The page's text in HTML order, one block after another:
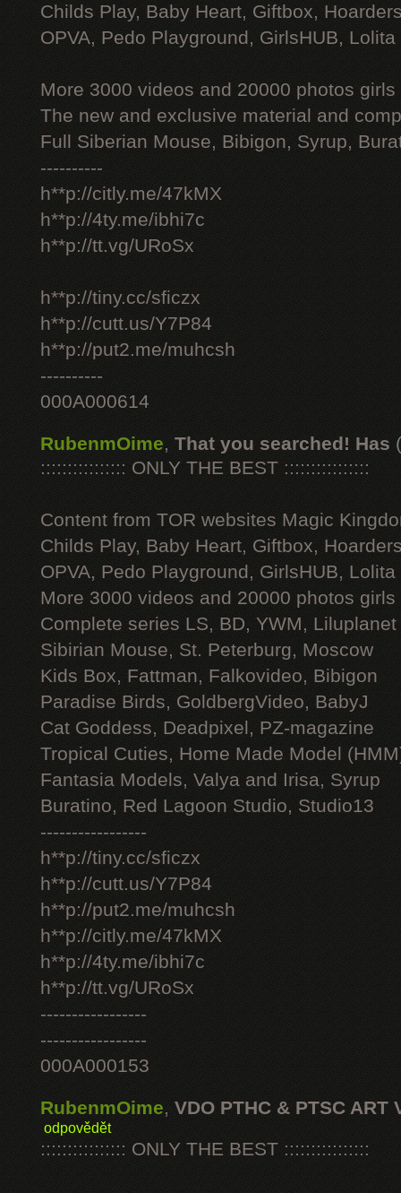
Childs Play, Baby Heart, Giftbox,
OPVA, Pedo Playground, GirlsHUB, Lolita
More 3000 videos and 20000 photos
The new and exclusive material and
Full Siberian Mouse, Bibigon, Syrup,
----------
h**p://citly.me/47kMX
h**p://4ty.me/ibhi7c
h**p://tt.vg/URoSx
h**p://tiny.cc/sficzx
h**p://cutt.us/Y7P84
h**p://put2.me/muhcsh
----------
000A000614
RubenmOime, That you searched! Has
:::::::::::::::: ONLY THE BEST ::::::::::::::::
Content from TOR websites Magic
Childs Play, Baby Heart, Giftbox,
OPVA, Pedo Playground, GirlsHUB, Lolita
More 3000 videos and 20000 photos
Complete series LS, BD, YWM, Liluplanet
Sibirian Mouse, St. Peterburg, Moscow
Kids Box, Fattman, Falkovideo, Bibigon
Paradise Birds, GoldbergVideo, BabyJ
Cat Goddess, Deadpixel, PZ-magazine
Tropical Cuties, Home Made Model
Fantasia Models, Valya and Irisa, Syrup
Buratino, Red Lagoon Studio, Studio13
-----------------
h**p://tiny.cc/sficzx
h**p://cutt.us/Y7P84
h**p://put2.me/muhcsh
h**p://citly.me/47kMX
h**p://4ty.me/ibhi7c
h**p://tt.vg/URoSx
-----------------
-----------------
000A000153
RubenmOime, VDO PTHC & PTSC ART
odpovědět
:::::::::::::::: ONLY THE BEST ::::::::::::::::